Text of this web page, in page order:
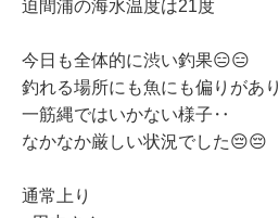
迫間浦の海水温度は21度
今日も全体的に渋い釣果😑😑
釣れる場所にも魚にも偏りがあり
一筋縄ではいかない様子‥
なかなか厳しい状況でした😔😔
通常上り